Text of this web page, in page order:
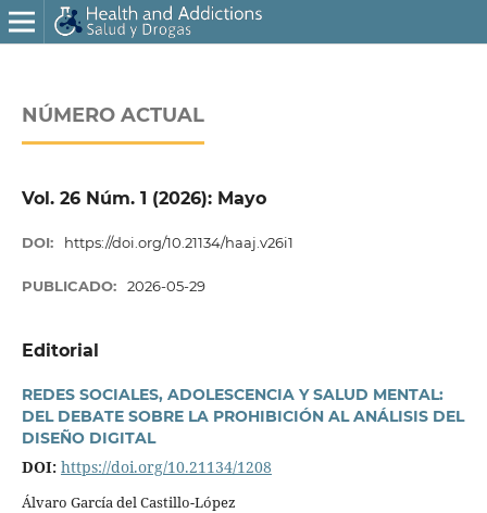
NÚMERO ACTUAL
Vol. 26 Núm. 1 (2026): Mayo
DOI: https://doi.org/10.21134/haaj.v26i1
PUBLICADO: 2026-05-29
Editorial
REDES SOCIALES, ADOLESCENCIA Y SALUD MENTAL:
DEL DEBATE SOBRE LA PROHIBICIÓN AL ANÁLISIS DEL
DISEÑO DIGITAL
DOI: https://doi.org/10.21134/1208
Álvaro Garcí­a del Castillo-López